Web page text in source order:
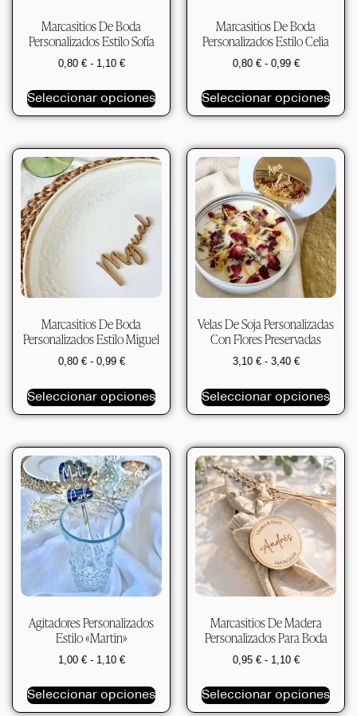
Marcasitios De Boda
Personalizados Estilo Sofía
0,80 € - 1,10 €
Seleccionar opciones
Marcasitios De Boda
Personalizados Estilo Celia
0,80 € - 0,99 €
Seleccionar opciones
Marcasitios De Boda
Personalizados Estilo Miguel
0,80 € - 0,99 €
Seleccionar opciones
Velas De Soja Personalizadas
Con Flores Preservadas
3,10 € - 3,40 €
Seleccionar opciones
Agitadores Personalizados
Estilo «Martin»
1,00 € - 1,10 €
Seleccionar opciones
Marcasitios De Madera
Personalizados Para Boda
0,95 € - 1,10 €
Seleccionar opciones